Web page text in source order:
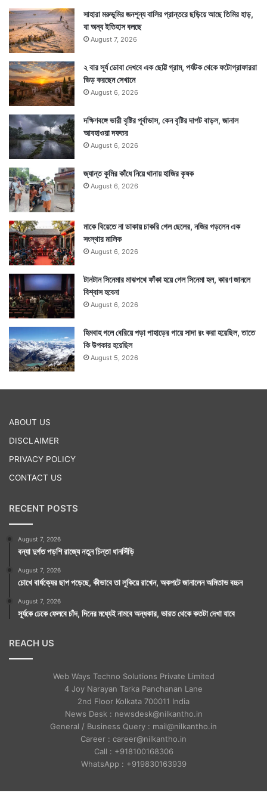
সাহারা মরুভূমির জনশূন্য বালির প্রান্তরে ছড়িয়ে আছে তিমির হাড়,
যা অন্য ইতিহাস বলছে
August 7, 2026
২ বার সূর্য ডোবা দেখবে এক ছোট্ট গ্রাম, পর্যটক থেকে ফটোগ্রাফাররা
ভিড় করছেন সেখানে
August 6, 2026
দক্ষিণবঙ্গে ভারী বৃষ্টির পূর্বাভাস, কেন বৃষ্টির দাপট বাড়ল, জানাল
আবহাওয়া দফতর
August 6, 2026
জ্যান্ত কুমির কাঁধে নিয়ে থানায় হাজির কৃষক
August 6, 2026
মাকে বিয়েতে না ডাকায় চাকরি গেল ছেলের, নজির গড়লেন এক
সংস্থার মালিক
August 6, 2026
টানটান সিনেমার মাঝপথে ফাঁকা হয়ে গেল সিনেমা হল, কারণ জানলে
বিশ্বাস হবেনা
August 6, 2026
হিমবাহ গলে বেরিয়ে পড়া পাহাড়ের গায়ে সাদা রং করা হয়েছিল, তাতে
কি উপকার হয়েছিল
August 5, 2026
ABOUT US
DISCLAIMER
PRIVACY POLICY
CONTACT US
RECENT POSTS
August 7, 2026
বন্যা দুর্গত পড়শি রাজ্যে নতুন চিন্তা ধানসিঁড়ি
August 7, 2026
চোখে বার্ধক্যের ছাপ পড়েছে, কীভাবে তা লুকিয়ে রাখেন, অকপটে জানালেন অমিতাভ বচ্চন
August 7, 2026
সূর্যকে ঢেকে ফেলবে চাঁদ, দিনের মধ্যেই নামবে অন্ধকার, ভারত থেকে কতটা দেখা যাবে
REACH US
Web Ways Techno Solutions Private Limited
4 Joy Narayan Tarka Panchanan Lane
2nd Floor Kolkata 700011 India
News Desk : newsdesk@nilkantho.in
General / Business Query : mail@nilkantho.in
Career : career@nilkantho.in
Call : +918100168306
WhatsApp : +919830163939